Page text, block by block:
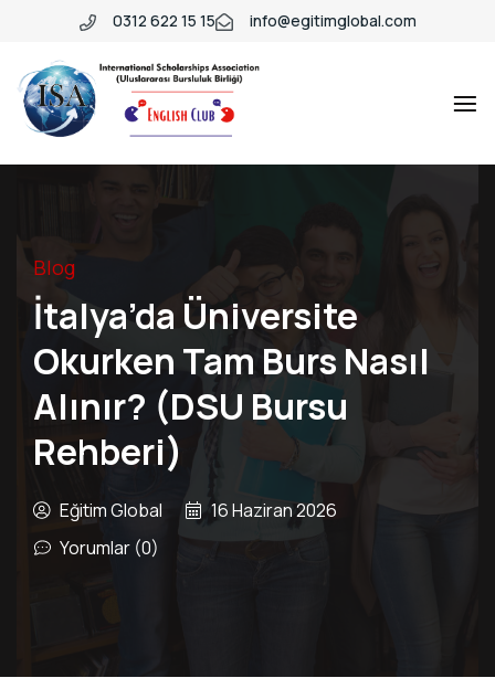
0312 622 15 15 info@egitimglobal.com
Blog
İtalya’da Üniversite
Okurken Tam Burs Nasıl
Alınır? (DSU Bursu
Rehberi)
Eğitim Global
16 Haziran 2026
Yorumlar (0)